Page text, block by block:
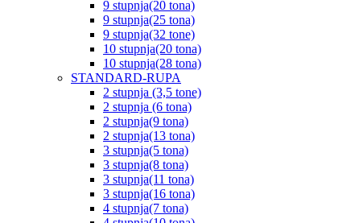
9 stupnja(20 tona)
9 stupnja(25 tona)
9 stupnja(32 tone)
10 stupnja(20 tona)
10 stupnja(28 tona)
STANDARD-RUPA
2 stupnja (3,5 tone)
2 stupnja (6 tona)
2 stupnja(9 tona)
2 stupnja(13 tona)
3 stupnja(5 tona)
3 stupnja(8 tona)
3 stupnja(11 tona)
3 stupnja(16 tona)
4 stupnja(7 tona)